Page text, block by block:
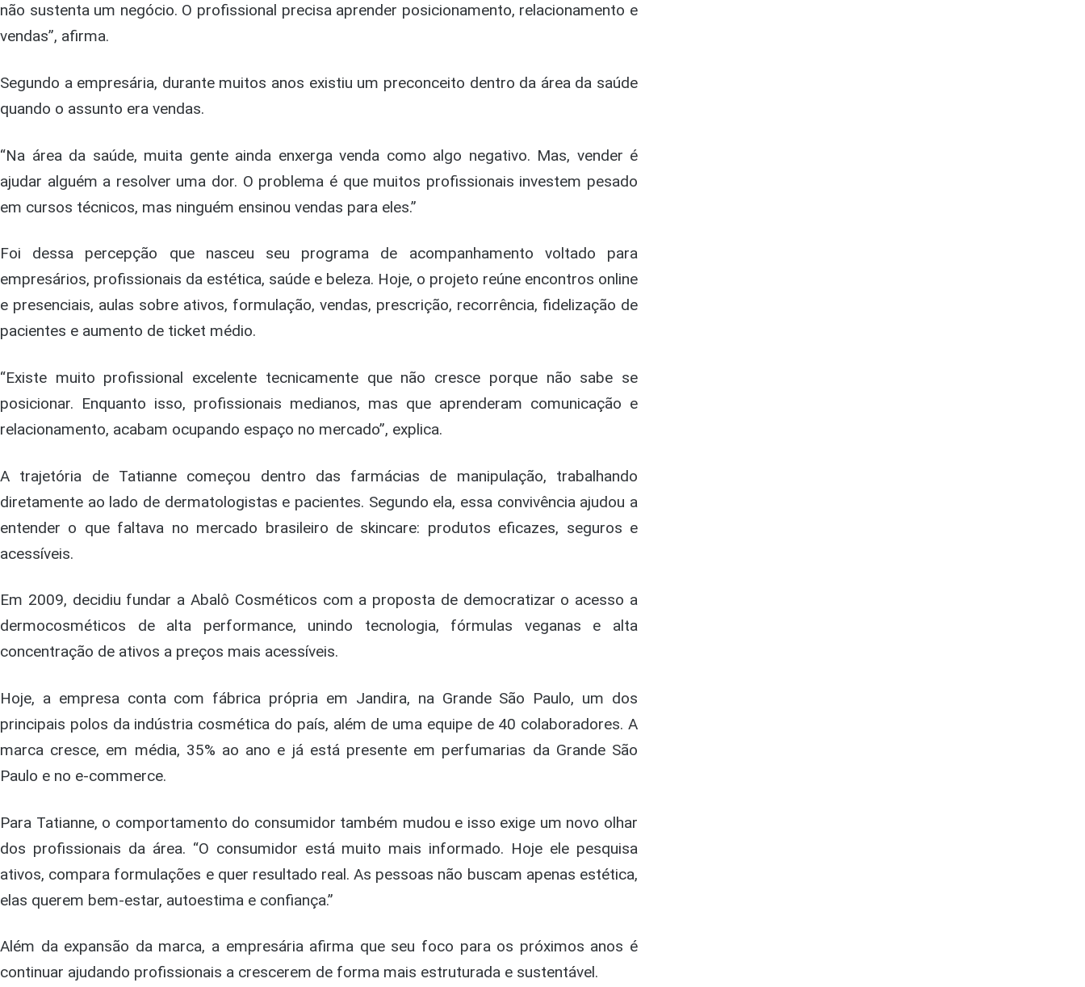
não sustenta um negócio. O profissional precisa aprender posicionamento, relacionamento e
vendas”, afirma.
Segundo a empresária, durante muitos anos existiu um preconceito dentro da área da saúde
quando o assunto era vendas.
“Na área da saúde, muita gente ainda enxerga venda como algo negativo. Mas, vender é
ajudar alguém a resolver uma dor. O problema é que muitos profissionais investem pesado
em cursos técnicos, mas ninguém ensinou vendas para eles.”
Foi dessa percepção que nasceu seu programa de acompanhamento voltado para
empresários, profissionais da estética, saúde e beleza. Hoje, o projeto reúne encontros online
e presenciais, aulas sobre ativos, formulação, vendas, prescrição, recorrência, fidelização de
pacientes e aumento de ticket médio.
“Existe muito profissional excelente tecnicamente que não cresce porque não sabe se
posicionar. Enquanto isso, profissionais medianos, mas que aprenderam comunicação e
relacionamento, acabam ocupando espaço no mercado”, explica.
A trajetória de Tatianne começou dentro das farmácias de manipulação, trabalhando
diretamente ao lado de dermatologistas e pacientes. Segundo ela, essa convivência ajudou a
entender o que faltava no mercado brasileiro de skincare: produtos eficazes, seguros e
acessíveis.
Em 2009, decidiu fundar a Abalô Cosméticos com a proposta de democratizar o acesso a
dermocosméticos de alta performance, unindo tecnologia, fórmulas veganas e alta
concentração de ativos a preços mais acessíveis.
Hoje, a empresa conta com fábrica própria em Jandira, na Grande São Paulo, um dos
principais polos da indústria cosmética do país, além de uma equipe de 40 colaboradores. A
marca cresce, em média, 35% ao ano e já está presente em perfumarias da Grande São
Paulo e no e-commerce.
Para Tatianne, o comportamento do consumidor também mudou e isso exige um novo olhar
dos profissionais da área. “O consumidor está muito mais informado. Hoje ele pesquisa
ativos, compara formulações e quer resultado real. As pessoas não buscam apenas estética,
elas querem bem-estar, autoestima e confiança.”
Além da expansão da marca, a empresária afirma que seu foco para os próximos anos é
continuar ajudando profissionais a crescerem de forma mais estruturada e sustentável.